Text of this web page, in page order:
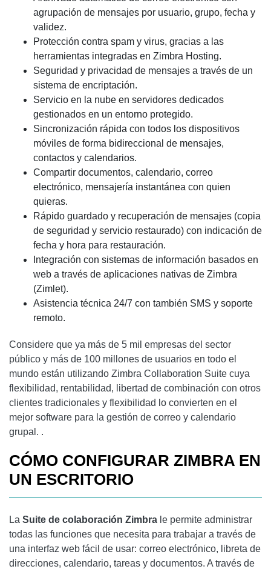
agrupación de mensajes por usuario, grupo, fecha y
validez.
Protección contra spam y virus, gracias a las
herramientas integradas en Zimbra Hosting.
Seguridad y privacidad de mensajes a través de un
sistema de encriptación.
Servicio en la nube en servidores dedicados
gestionados en un entorno protegido.
Sincronización rápida con todos los dispositivos
móviles de forma bidireccional de mensajes,
contactos y calendarios.
Compartir documentos, calendario, correo
electrónico, mensajería instantánea con quien
quieras.
Rápido guardado y recuperación de mensajes (copia
de seguridad y servicio restaurado) con indicación de
fecha y hora para restauración.
Integración con sistemas de información basados ​​en
web a través de aplicaciones nativas de Zimbra
(Zimlet).
Asistencia técnica 24/7 con también SMS y soporte
remoto.
Considere que ya más de 5 mil empresas del sector
público y más de 100 millones de usuarios en todo el
mundo están utilizando Zimbra Collaboration Suite cuya
flexibilidad, rentabilidad, libertad de combinación con otros
clientes tradicionales y flexibilidad lo convierten en el
mejor software para la gestión de correo y calendario
grupal. .
CÓMO CONFIGURAR ZIMBRA EN
UN ESCRITORIO
La Suite de colaboración Zimbra le permite administrar
todas las funciones que necesita para trabajar a través de
una interfaz web fácil de usar: correo electrónico, libreta de
direcciones, calendario, tareas y documentos. A través de